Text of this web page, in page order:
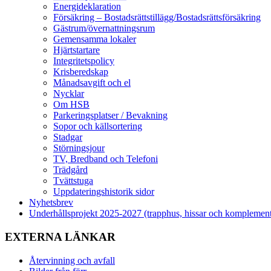
Energideklaration
Försäkring – Bostadsrättstillägg/Bostadsrättsförsäkring
Gästrum/övernattningsrum
Gemensamma lokaler
Hjärtstartare
Integritetspolicy
Krisberedskap
Månadsavgift och el
Nycklar
Om HSB
Parkeringsplatser / Bevakning
Sopor och källsortering
Stadgar
Störningsjour
TV, Bredband och Telefoni
Trädgård
Tvättstuga
Uppdateringshistorik sidor
Nyhetsbrev
Underhållsprojekt 2025-2027 (trapphus, hissar och
EXTERNA LÄNKAR
Återvinning och avfall